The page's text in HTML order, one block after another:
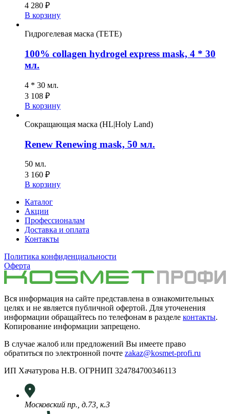
4 280 ₽
В корзину
Гидрогелевая маска (TETE)
100% collagen hydrogel express mask, 4 * 30
мл.
4 * 30 мл.
3 108 ₽
В корзину
Сокращающая маска (HL|Holy Land)
Renew Renewing mask, 50 мл.
50 мл.
3 160 ₽
В корзину
Каталог
Акции
Профессионалам
Доставка и оплата
Контакты
Политика конфиденциальности
Оферта
Вся информация на сайте представлена в ознакомительных
целях и не является публичной офертой. Для уточенения
информации обращайтесь по телефонам в разделе контакты.
Копирование информации запрещено.
В случае жалоб или предложений Вы имеете право
обратиться по электронной почте zakaz@kosmet-profi.ru
ИП Хачатурова Н.В. ОГРНИП 324784700346113
Московский пр., д.73, к.3